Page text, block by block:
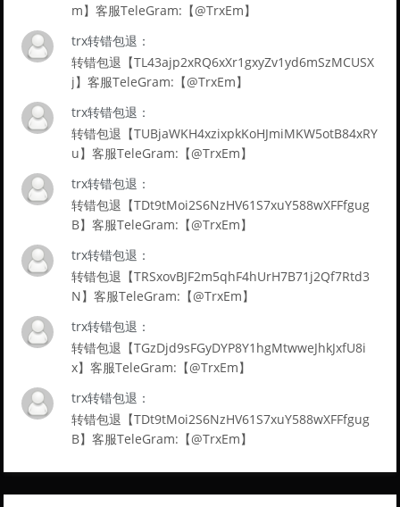
m】客服TeleGram:【@TrxEm】
trx转错包退：
转错包退【TL43ajp2xRQ6xXr1gxyZv1yd6mSzMCUSX
j】客服TeleGram:【@TrxEm】
trx转错包退：
转错包退【TUBjaWKH4xzixpkKoHJmiMKW5otB84xRY
u】客服TeleGram:【@TrxEm】
trx转错包退：
转错包退【TDt9tMoi2S6NzHV61S7xuY588wXFFfgug
B】客服TeleGram:【@TrxEm】
trx转错包退：
转错包退【TRSxovBJF2m5qhF4hUrH7B71j2Qf7Rtd3
N】客服TeleGram:【@TrxEm】
trx转错包退：
转错包退【TGzDjd9sFGyDYP8Y1hgMtwweJhkJxfU8i
x】客服TeleGram:【@TrxEm】
trx转错包退：
转错包退【TDt9tMoi2S6NzHV61S7xuY588wXFFfgug
B】客服TeleGram:【@TrxEm】